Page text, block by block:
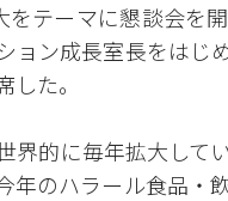
をテーマに懇談会を
ョン成長室長をは
た。
界的に毎年拡大して
年のハラール食品・